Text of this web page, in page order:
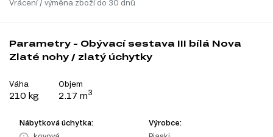
Vrácení / výměna zboží do 30 dnů
Parametry - Obývací sestava III bílá Nova
Zlaté nohy / zlatý úchytky
Váha
210 kg
Objem
2.17 m3
Nábytková úchytka:
Výrobce: